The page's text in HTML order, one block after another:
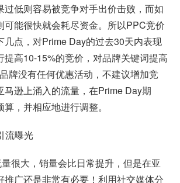
过低则容易被竞争对手出价击败，而如
可能很快就会耗尽资金。所以PPC竞价
几点，对Prime Day的过去30天内表现
提高10-15%的竞价，对品牌关键词提高
牌没有任何优惠活动，不建议增加竞
马逊上涌入的流量，在Prime Day期
，并相应地进行调整。
流曝光
很大，销量会比日常提升，但是在亚
推广还是非常有必要！利用社交媒体分